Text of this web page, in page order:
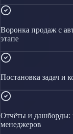
Воронка продаж с
этапе
Постановка задач и
Отчёты и дашборды:
менеджеров